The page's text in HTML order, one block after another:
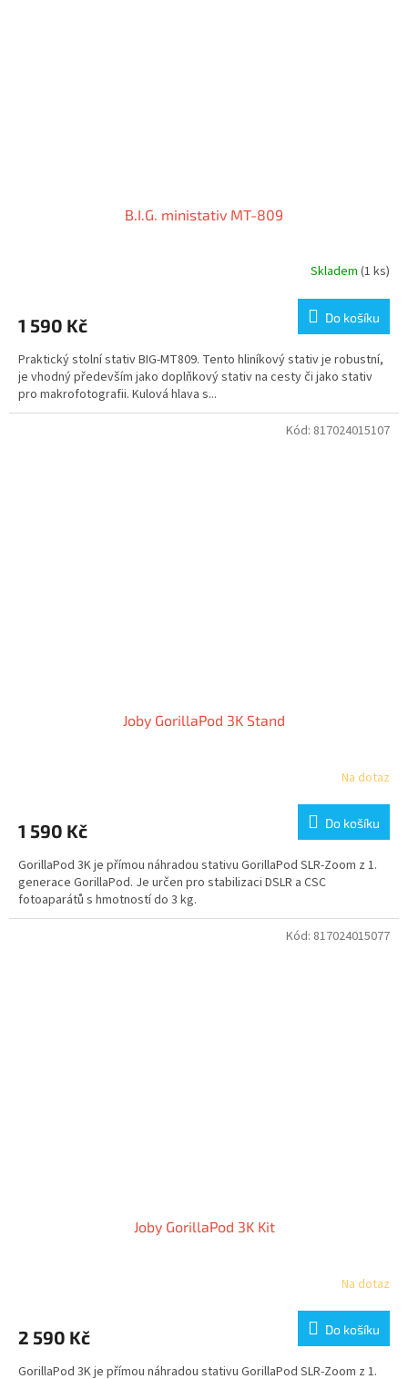
B.I.G. ministativ MT-809
Skladem (1 ks)
1 590 Kč Do košíku
Praktický stolní stativ BIG-MT809. Tento hliníkový stativ je robustní,
je vhodný především jako doplňkový stativ na cesty či jako stativ
pro makrofotografii. Kulová hlava s...
Joby GorillaPod 3K Stand
Na dotaz
1 590 Kč Do košíku
GorillaPod 3K je přímou náhradou stativu GorillaPod SLR-Zoom z 1.
generace GorillaPod. Je určen pro stabilizaci DSLR a CSC
fotoaparátů s hmotností do 3 kg.
Kód: 817024015107
Joby GorillaPod 3K Kit
Na dotaz
2 590 Kč Do košíku
GorillaPod 3K je přímou náhradou stativu GorillaPod SLR-Zoom z 1.
Kód: 817024015077